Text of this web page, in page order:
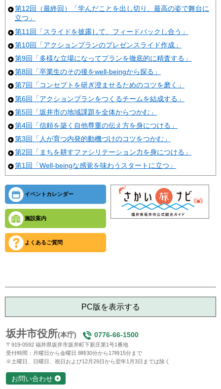
第12回（最終回）「学んだことを出し切り、最高の姿で舞台に
立つ」
第11回「スライドを披露して、フィードバックし合う」
第10回「アクションプランのプレゼンスライド作成」
第9回「多様な立場になってプランを徹底的に精査する」
第8回「卒業生のその後をwell-beingから探る」
第7回「コンセプトを研ぎ澄ませるためのコツを磨く」
第6回「アクションプランをつくるチームを結成する」
第5回「坂井市の地域課題を全体からつかむ」
第4回「信頼を築く自他尊重の伝え方を身につける」
第3回「人が育つ内発的動機づけのコツをつかむ」
第2回「まちを耕すファシリテーション力を身につける」
第1回「Well-beingな感覚を味わうスタートに立つ」
イベントカレンダー
施設案内
よくあるご質問
PC版を表示する
坂井市役所(本庁) 0776-66-1500
〒919-0592 福井県坂井市坂井町下新庄第1号1番地
受付時間：月曜日から金曜日 8時30分から17時15分まで
※土曜日、日曜日、祝日および12月29日から翌年1月3日までは除く
お問い合わせ